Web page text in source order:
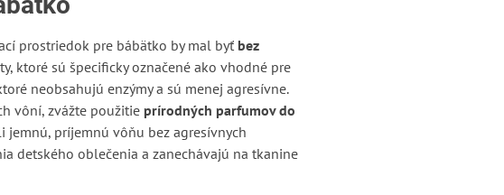
prostriedok pre bábätko by mal byť bez
ktoré sú špecificky označené ako vhodné pre
neobsahujú enzýmy a sú menej agresívne.
vôní, zvážte použitie prírodných parfumov do
jemnú, príjemnú vôňu bez agresívnych
detského oblečenia a zanechávajú na tkanine